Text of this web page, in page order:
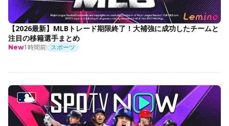
【2026最新】MLBトレード期限終了！大補強に成功したチームと
注目の移籍選手まとめ
New1時間前 スポーツ